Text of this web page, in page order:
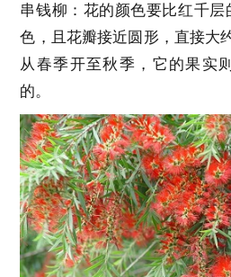
串钱柳：花的颜色要比红千
色，且花瓣接近圆形，直接大
从春季开至秋季，它的果实
的。